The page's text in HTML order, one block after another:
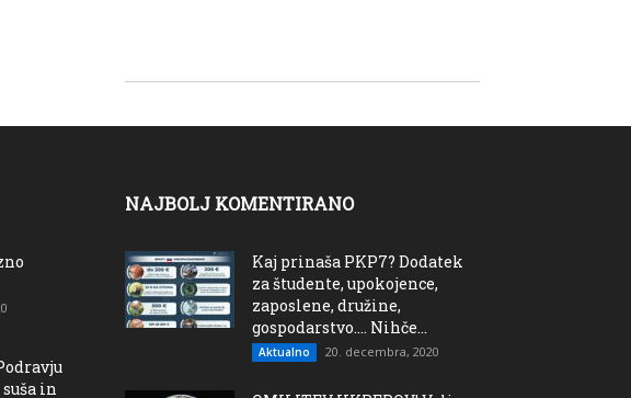
in
NAJBOLJ KOMENTIRANO
Kaj prinaša PKP7? Dodatek
za študente, upokojence,
zaposlene, družine,
gospodarstvo…. Nihče...
Aktualno 20. decembra, 2020